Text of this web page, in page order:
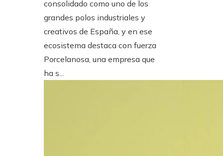
consolidado como uno de los
grandes polos industriales y
creativos de España, y en ese
ecosistema destaca con fuerza
Porcelanosa, una empresa que
ha s...